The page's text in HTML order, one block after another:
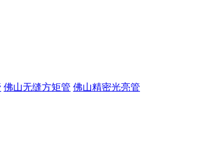
佛山无缝方矩管 佛山精密光亮管